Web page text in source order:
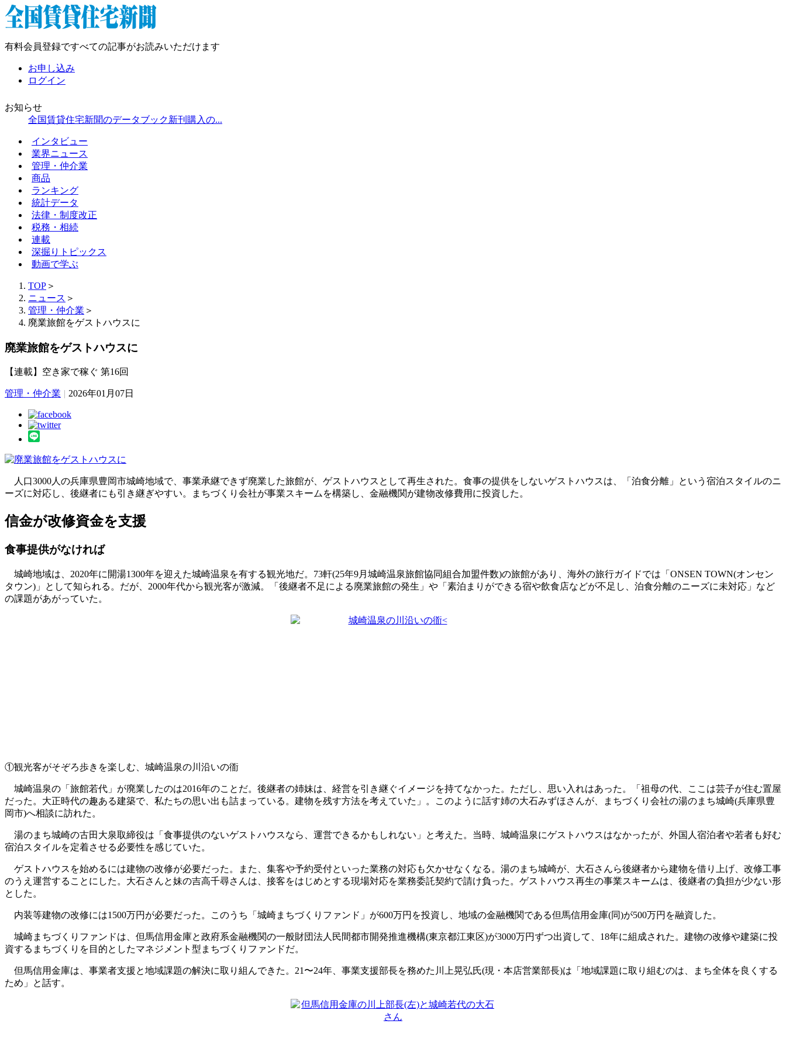
有料会員登録ですべての記事がお読みいただけます
お申し込み
ログイン
お知らせ
全国賃貸住宅新聞のデータブック新刊購入の...
インタビュー
業界ニュース
管理・仲介業
商品
ランキング
統計データ
法律・制度改正
税務・相続
連載
深掘りトピックス
動画で学ぶ
TOP ＞
ニュース ＞
管理・仲介業 ＞
廃業旅館をゲストハウスに
廃業旅館をゲストハウスに
【連載】空き家で稼ぐ 第16回
管理・仲介業 | 2026年01月07日
人口3000人の兵庫県豊岡市城崎地域で、事業承継できず廃業した旅館が、ゲストハウスとして再生された。食事の提供をしないゲストハウスは、「泊食分離」という宿泊スタイルのニ
ーズに対応し、後継者にも引き継ぎやすい。まちづくり会社が事業スキームを構築し、金融機関が建物改修費用に投資した。
信金が改修資金を支援
食事提供がなければ
城崎地域は、2020年に開湯1300年を迎えた城崎温泉を有する観光地だ。73軒(25年9月城崎温泉旅館協同組合加盟件数)の旅館があり、海外の旅行ガイドでは「ONSEN TOWN(オンセン
タウン)」として知られる。だが、2000年代から観光客が激減。「後継者不足による廃業旅館の発生」や「素泊まりができる宿や飲食店などが不足し、泊食分離のニーズに未対応」など
の課題があがっていた。
①観光客がそぞろ歩きを楽しむ、城崎温泉の川沿いの衜
城崎温泉の「旅館若代」が廃業したのは2016年のことだ。後継者の姉妹は、経営を引き継ぐイメージを持てなかった。ただし、思い入れはあった。「祖母の代、ここは芸子が住む置屋
だった。大正時代の趣ある建築で、私たちの思い出も詰まっている。建物を残す方法を考えていた」。このように話す姉の大石みずほさんが、まちづくり会社の湯のまち城崎(兵庫県豊
岡市)へ相談に訪れた。
湯のまち城崎の古田大泉取締役は「食事提供のないゲストハウスなら、運営できるかもしれない」と考えた。当時、城崎温泉にゲストハウスはなかったが、外国人宿泊者や若者も好む
宿泊スタイルを定着させる必要性を感じていた。
ゲストハウスを始めるには建物の改修が必要だった。また、集客や予約受付といった業務の対応も欠かせなくなる。湯のまち城崎が、大石さんら後継者から建物を借り上げ、改修工事
のうえ運営することにした。大石さんと妹の吉高千尋さんは、接客をはじめとする現場対応を業務委託契約で請け負った。ゲストハウス再生の事業スキームは、後継者の負担が少ない形
とした。
内装等建物の改修には1500万円が必要だった。このうち「城崎まちづくりファンド」が600万円を投資し、地域の金融機関である但馬信用金庫(同)が500万円を融資した。
城崎まちづくりファンドは、但馬信用金庫と政府系金融機関の一般財団法人民間都市開発推進機構(東京都江東区)が3000万円ずつ出資して、18年に組成された。建物の改修や建築に投
資するまちづくりを目的としたマネジメント型まちづくりファンドだ。
但馬信用金庫は、事業者支援と地域課題の解決に取り組んできた。21〜24年、事業支援部長を務めた川上晃弘氏(現・本店営業部長)は「地域課題に取り組むのは、まち全体を良くする
ため」と話す。